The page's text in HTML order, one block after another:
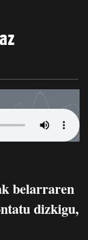
belarraren
dizkigu,